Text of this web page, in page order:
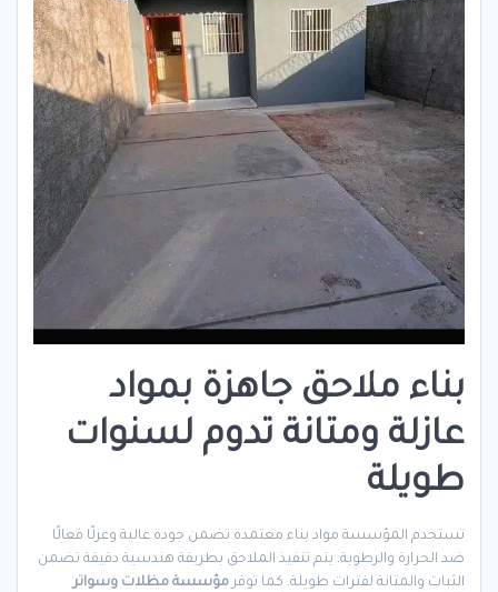
بناء ملاحق جاهزة بمواد
عازلة ومتانة تدوم لسنوات
طويلة
تستخدم المؤسسة مواد بناء معتمدة تضمن جودة عالية وعزلًا فعالًا
ضد الحرارة والرطوبة. يتم تنفيذ الملاحق بطريقة هندسية دقيقة تضمن
الثبات والمتانة لفترات طويلة. كما توفر مؤسسة مظلات وسواتر